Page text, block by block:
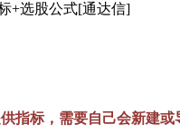
+选股公式[通达信]
指标，需要自己会新建或